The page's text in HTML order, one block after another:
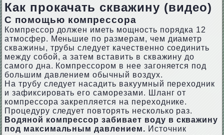
Как прокачать скважину (видео)
С помощью компрессора
Компрессор должен иметь мощность порядка 12
атмосфер. Меньшие по размерам, чем диаметр
скважины, трубы следует качественно соединить
между собой, а затем вставить в скважину до
самого дна. Компрессором в нее загоняется под
большим давлением обычный воздух.
На трубу следует насадить вакуумный переходник
и зафиксировать его саморезами. Шланг от
компрессора закрепляется на переходнике.
Процедуру следует повторять несколько раз.
Водяной компрессор забивает воду в скважину
под максимальным давлением. Источник